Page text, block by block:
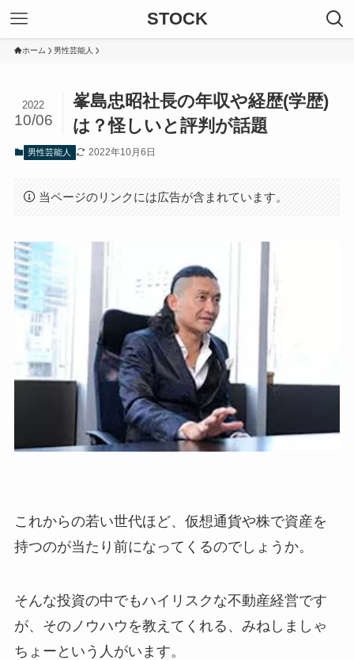
STOCK
ホーム 男性芸能人
峯島忠昭社長の年収や経歴(学歴)
は？怪しいと評判が話題
2022
10/06
男性芸能人 2022年10月6日
当ページのリンクには広告が含まれています。
これからの若い世代ほど、仮想通貨や株で資産を
持つのが当たり前になってくるのでしょうか。
そんな投資の中でもハイリスクな不動産経営です
が、そのノウハウを教えてくれる、みねしましゃ
ちょーという人がいます。